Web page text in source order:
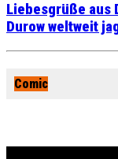
Liebesgrüße aus
Durow weltweit
Comic